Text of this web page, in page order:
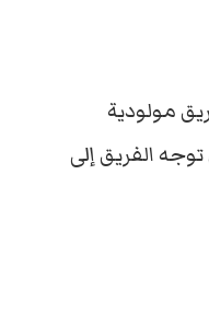
فريق مولودية
توجه الفريق إلى